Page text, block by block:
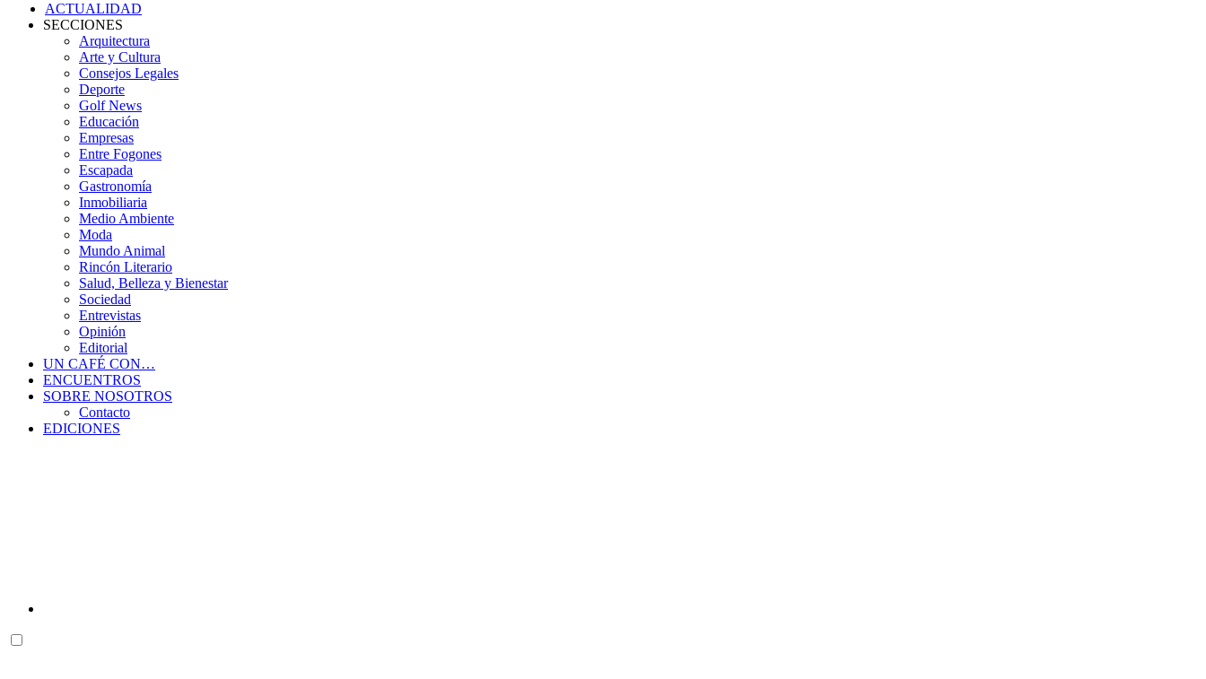
ACTUALIDAD
SECCIONES
Arquitectura
Arte y Cultura
Consejos Legales
Deporte
Golf News
Educación
Empresas
Entre Fogones
Escapada
Gastronomía
Inmobiliaria
Medio Ambiente
Moda
Mundo Animal
Rincón Literario
Salud, Belleza y Bienestar
Sociedad
Entrevistas
Opinión
Editorial
UN CAFÉ CON…
ENCUENTROS
SOBRE NOSOTROS
Contacto
EDICIONES